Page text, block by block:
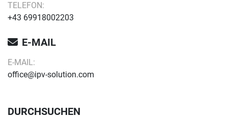
TELEFON:
+43 69918002203
E-MAIL
E-MAIL:
office@ipv-solution.com
DURCHSUCHEN